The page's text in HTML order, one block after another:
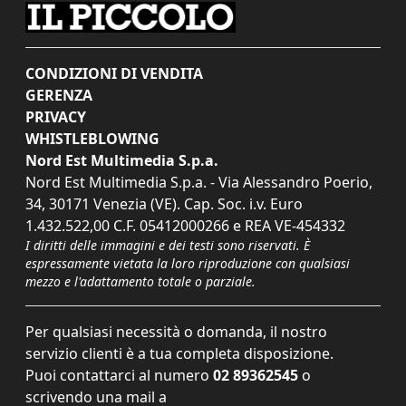
CONDIZIONI DI VENDITA
GERENZA
PRIVACY
WHISTLEBLOWING
Nord Est Multimedia S.p.a.
Nord Est Multimedia S.p.a. - Via Alessandro Poerio,
34, 30171 Venezia (VE). Cap. Soc. i.v. Euro
1.432.522,00 C.F. 05412000266 e REA VE-454332
I diritti delle immagini e dei testi sono riservati. È
espressamente vietata la loro riproduzione con qualsiasi
mezzo e l'adattamento totale o parziale.
Per qualsiasi necessità o domanda, il nostro
servizio clienti è a tua completa disposizione.
Puoi contattarci al numero 02 89362545 o
scrivendo una mail a